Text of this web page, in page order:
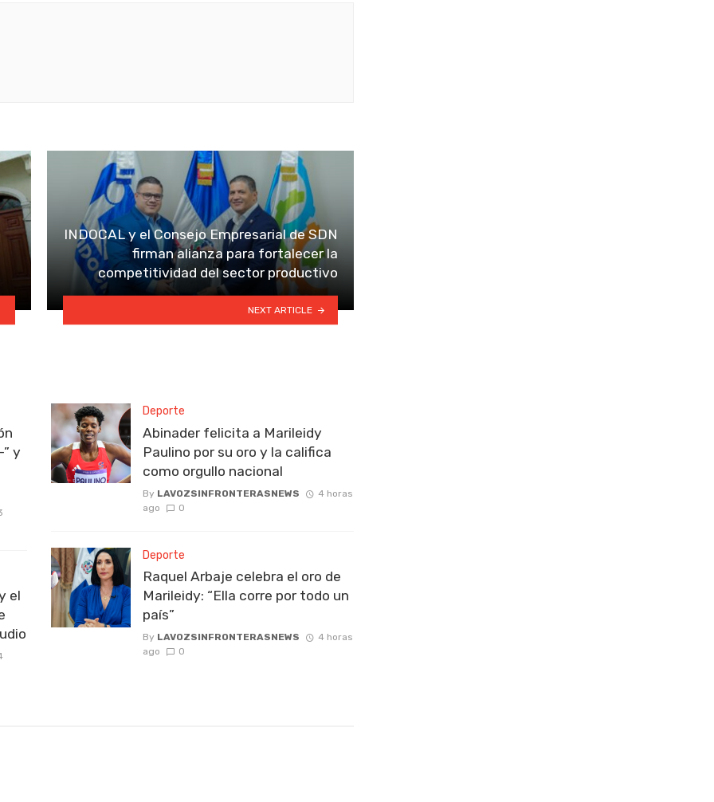
INDOCAL y el Consejo Empresarial de SDN
firman alianza para fortalecer la
competitividad del sector productivo
NEXT ARTICLE
y
el
Deporte
Abinader felicita a Marileidy
Paulino por su oro y la califica
como orgullo nacional
By LAVOZSINFRONTERASNEWS
4 horas
ago
0
Deporte
Raquel Arbaje celebra el oro de
Marileidy: “Ella corre por todo un
país”
By LAVOZSINFRONTERASNEWS
4 horas
ago
0